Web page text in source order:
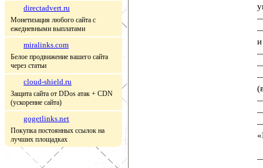
directadvert.ru
Монетизация любого сайта с
ежедневными выплатами
miralinks.com
Белое продвижение вашего сайта
через статьи
cloud-shield.ru
Защита сайта от DDos атак + CDN
(ускорение сайта)
gogetlinks.net
Покупка постоянных ссылок на
лучших площадках